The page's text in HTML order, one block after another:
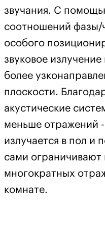
звучания. С
соотношений фазы/
особого
звуковое
более
плоскости.
акустические
меньше отражений -
излучается в пол и
сами
многократных
комнате.